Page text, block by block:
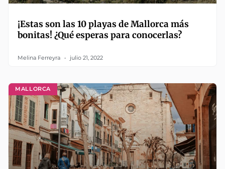
¡Estas son las 10 playas de Mallorca más
bonitas! ¿Qué esperas para conocerlas?
Melina Ferreyra julio 21, 2022
MALLORCA